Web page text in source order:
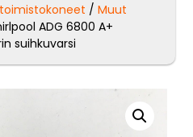
/Muut
ADG 6800 A+
suihkuvarsi